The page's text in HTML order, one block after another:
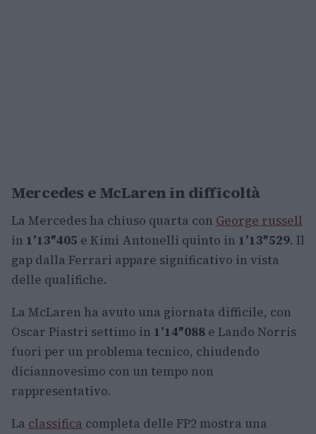
Mercedes e McLaren in difficoltà
La Mercedes ha chiuso quarta con George russell
in 1’13″405 e Kimi Antonelli quinto in 1’13″529. Il
gap dalla Ferrari appare significativo in vista
delle qualifiche.
La McLaren ha avuto una giornata difficile, con
Oscar Piastri settimo in 1’14″088 e Lando Norris
fuori per un problema tecnico, chiudendo
diciannovesimo con un tempo non
rappresentativo.
La classifica completa delle FP2 mostra una